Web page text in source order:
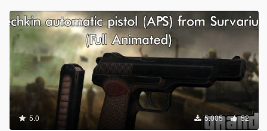
5.0 5.005 52